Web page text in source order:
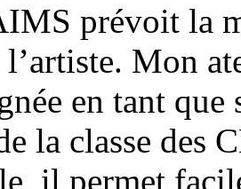
prévoit la
Mon
en tant
la classe des
il permet